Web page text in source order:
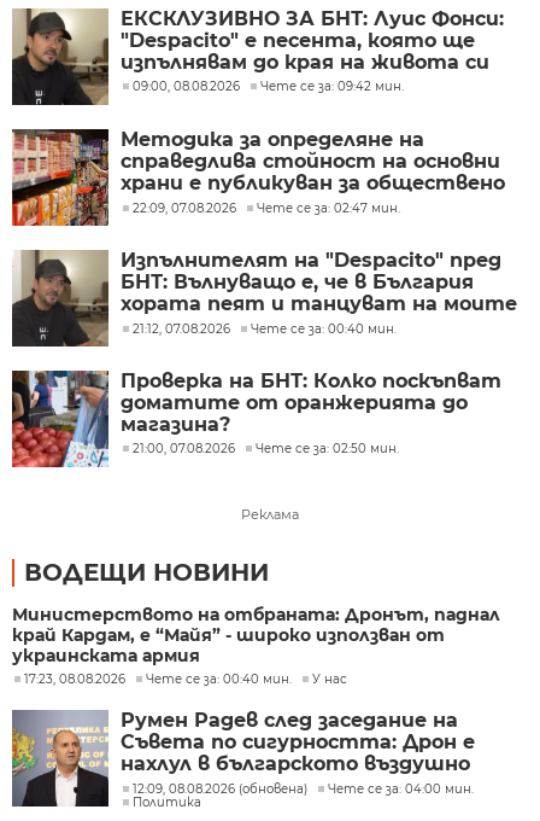
ЕКСКЛУЗИВНО ЗА БНТ: Луис Фонси:
"Despacito" е песента, която ще
изпълнявам до края на живота си
09:00, 08.08.2026 Чете се за: 09:42 мин.
Методика за определяне на
справедлива стойност на основни
храни е публикуван за обществено
обсъждане
22:09, 07.08.2026 Чете се за: 02:47 мин.
Изпълнителят на "Despacito" пред
БНТ: Вълнуващо е, че в България
хората пеят и танцуват на моите
песни
21:12, 07.08.2026 Чете се за: 00:40 мин.
Проверка на БНТ: Колко поскъпват
доматите от оранжерията до
магазина?
21:00, 07.08.2026 Чете се за: 02:50 мин.
Реклама
ВОДЕЩИ НОВИНИ
Министерството на отбраната: Дронът, паднал
край Кардам, е “Майя” - широко използван от
украинската армия
17:23, 08.08.2026 Чете се за: 00:40 мин. У нас
Румен Радев след заседание на
Съвета по сигурността: Дрон е
нахлул в българското въздушно
пространство
12:09, 08.08.2026 (обновена)
Чете се за: 04:00 мин.
Политика